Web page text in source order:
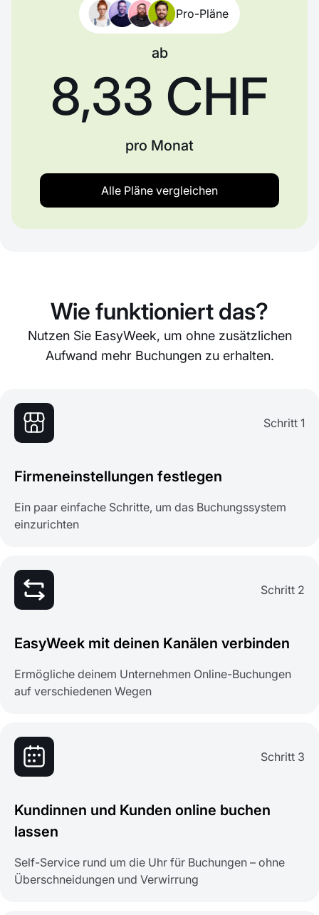
Pro-Pläne
ab
8,33 CHF
pro Monat
Alle Pläne vergleichen
Wie funktioniert das?
Nutzen Sie EasyWeek, um ohne zusätzlichen
Aufwand mehr Buchungen zu erhalten.
Schritt 1
Firmeneinstellungen festlegen
Ein paar einfache Schritte, um das Buchungssystem
einzurichten
Schritt 2
EasyWeek mit deinen Kanälen verbinden
Ermögliche deinem Unternehmen Online-Buchungen
auf verschiedenen Wegen
Schritt 3
Kundinnen und Kunden online buchen
lassen
Self-Service rund um die Uhr für Buchungen – ohne
Überschneidungen und Verwirrung